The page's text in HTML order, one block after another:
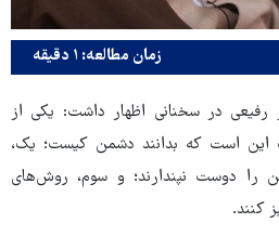
زمان مطالعه: ۱ دقیقه
رفیعی در سخنانی اظهار داشت: یکی از
است که بدانند دشمن کیست؛ یک،
را دوست نپندارند؛ و سوم، روش‌های
کنند.